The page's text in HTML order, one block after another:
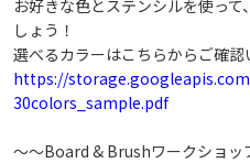
お好きな色とステンシルを使っ
しょう！
選べるカラーはこちらからご確認
https://
30colors_sample.pdf
～～Board & Brushワークショッ